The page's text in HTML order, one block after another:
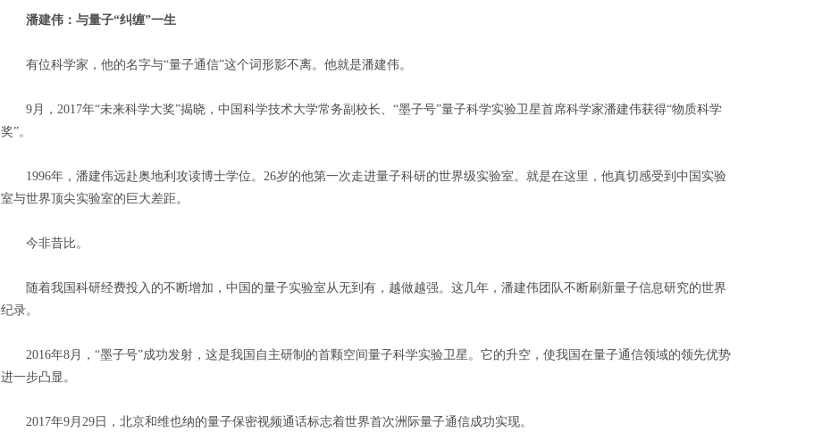
潘建伟：与量子“纠缠”一生
有位科学家，他的名字与“量子通信”这个词形影不离。他就是潘建伟。
9月，2017年“未来科学大奖”揭晓，中国科学技术大学常务副校长、“墨子号”量子科学实验卫星首席科学家潘建伟获得“物质科学
奖”。
1996年，潘建伟远赴奥地利攻读博士学位。26岁的他第一次走进量子科研的世界级实验室。就是在这里，他真切感受到中国实验
室与世界顶尖实验室的巨大差距。
今非昔比。
随着我国科研经费投入的不断增加，中国的量子实验室从无到有，越做越强。这几年，潘建伟团队不断刷新量子信息研究的世界
纪录。
2016年8月，“墨子号”成功发射，这是我国自主研制的首颗空间量子科学实验卫星。它的升空，使我国在量子通信领域的领先优势
进一步凸显。
2017年9月29日，北京和维也纳的量子保密视频通话标志着世界首次洲际量子通信成功实现。